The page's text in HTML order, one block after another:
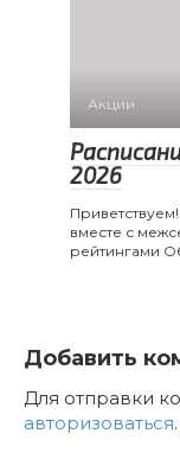
Акции
2026
вместе с
рейтингами
Добавить
Для отправки
авторизоваться.